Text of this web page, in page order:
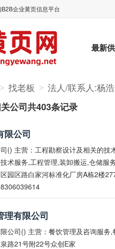
B2B企业黄页信息平台
最新
> 找老板 > 法人/联系人:杨浩
公司共403条记录
限公司
() 主营：工程勘察设计及相关的
术服务,工程管理,装卸搬运,仓储
园区路白家河标准化厂房A栋2楼
理有限公司
公司() 主营：餐饮管理及咨询服
路21号附22号众创E家